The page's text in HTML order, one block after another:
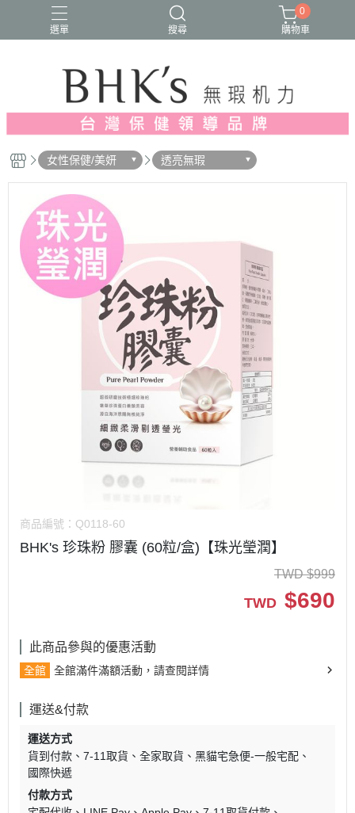
選單 搜尋
人氣推薦 多入優惠 日常維他命
漢方養生
蔓越莓/私密保養
0
購物車
女性保健/美妍 透亮無瑕
商品編號： Q0118-60
BHK's 珍珠粉 膠囊 (60粒/盒)【珠光瑩潤】
TWD $999
TWD $690
此商品參與的優惠活動
全館 全館滿件滿額活動，請查閱詳情
運送&付款
運送方式
貨到付款
7-11取貨 全家取貨
黑貓宅急便-一般宅配
國際快遞
付款方式